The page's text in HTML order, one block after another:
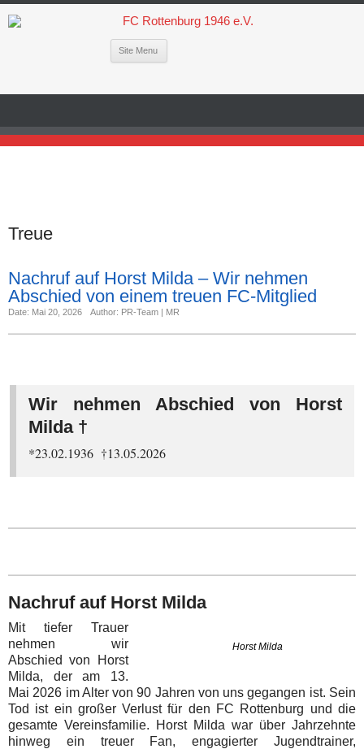
Site Menu
Treue
Nachruf auf Horst Milda – Wir nehmen
Abschied von einem treuen FC-Mitglied
Date: Mai 20, 2026 Author: PR-Team | MR
Wir nehmen Abschied von Horst
Milda †
*23.02.1936 †13.05.2026
Nachruf auf Horst Milda
Horst Milda
Mit tiefer Trauer
nehmen wir
Abschied von Horst
Milda, der am 13.
Mai 2026 im Alter von 90 Jahren von uns gegangen ist. Sein
Tod ist ein großer Verlust für den FC Rottenburg und die
gesamte Vereinsfamilie. Horst Milda war über Jahrzehnte
hinweg ein treuer Fan, engagierter Jugendtrainer,